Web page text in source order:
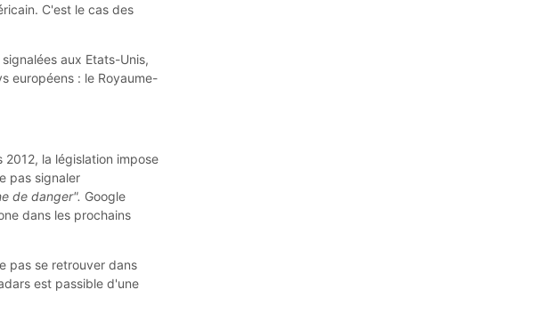
C'est le cas des
aux Etats-Unis,
européens : le Royaume-
la législation impose
pas signaler
de danger". Google
dans les prochains
pas se retrouver dans
est passible d'une